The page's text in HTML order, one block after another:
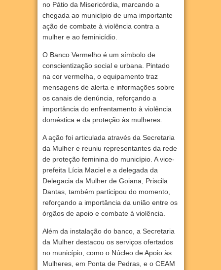
no Pátio da Misericórdia, marcando a
chegada ao município de uma importante
ação de combate à violência contra a
mulher e ao feminicídio.
O Banco Vermelho é um símbolo de
conscientização social e urbana. Pintado
na cor vermelha, o equipamento traz
mensagens de alerta e informações sobre
os canais de denúncia, reforçando a
importância do enfrentamento à violência
doméstica e da proteção às mulheres.
A ação foi articulada através da Secretaria
da Mulher e reuniu representantes da rede
de proteção feminina do município. A vice-
prefeita Lícia Maciel e a delegada da
Delegacia da Mulher de Goiana, Priscila
Dantas, também participou do momento,
reforçando a importância da união entre os
órgãos de apoio e combate à violência.
Além da instalação do banco, a Secretaria
da Mulher destacou os serviços ofertados
no município, como o Núcleo de Apoio às
Mulheres, em Ponta de Pedras, e o CEAM